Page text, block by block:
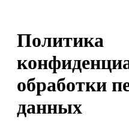
Политика
обработки
данных